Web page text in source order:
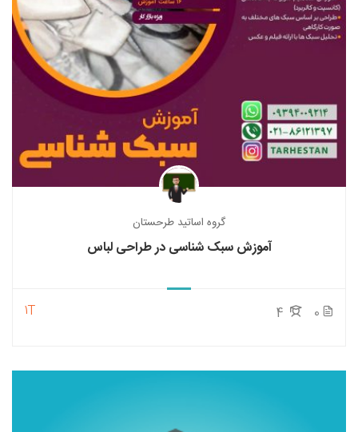
گروه اساتید طرحستان
آموزش سبک شناسی در طراحی لباس
0
1T